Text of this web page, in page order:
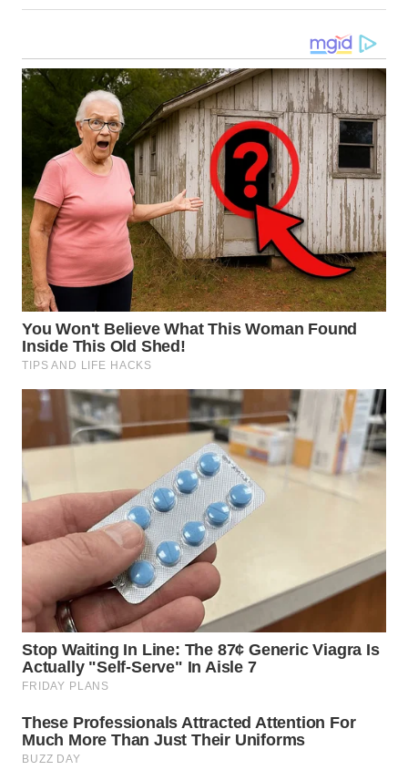
SIMALUNGUN
WN
LABUHANBATU
WN
TAPANULI
TENGAH
WN DELI
SERDANG
WN
TEBING
WN
PAKPAK
WN
KARAWANG
WN
BEKASI
BOGOR
WN
DEPOK
TAPANULI
UTARA